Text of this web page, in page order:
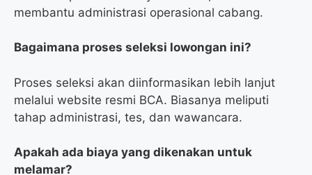
membantu administrasi operasional cabang.
Bagaimana proses seleksi lowongan ini?
Proses seleksi akan diinformasikan lebih lanjut
melalui website resmi BCA. Biasanya meliputi
tahap administrasi, tes, dan wawancara.
Apakah ada biaya yang dikenakan untuk
melamar?